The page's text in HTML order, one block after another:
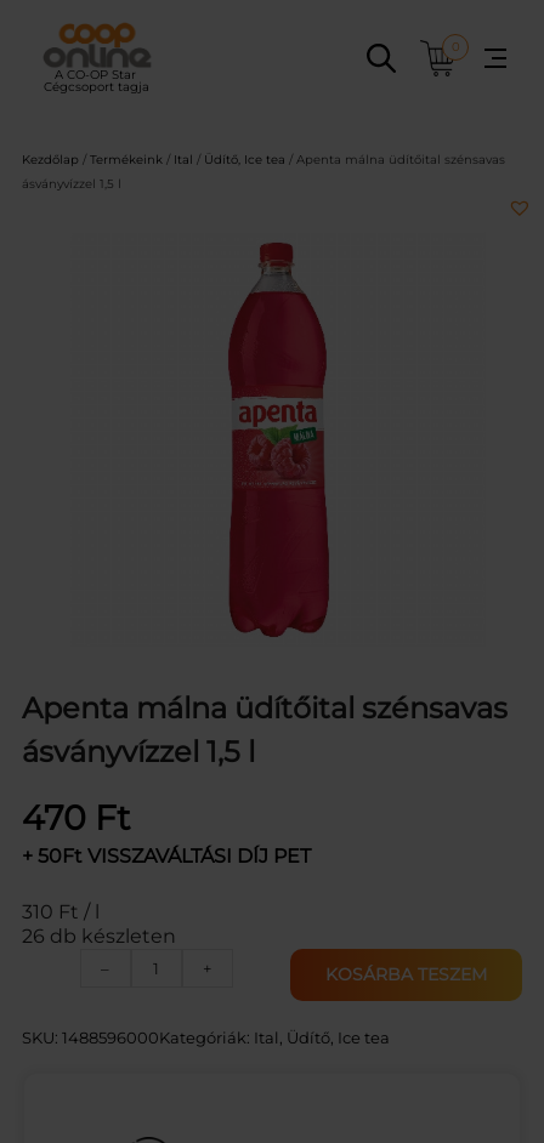
tartalomhoz
0
Kezdőlap / Termékeink / Ital / Üdítő, Ice tea / Apenta málna üdítőital szénsavas
ásványvízzel 1,5 l
Apenta málna üdítőital szénsavas
ásványvízzel 1,5 l
470 Ft
+ 50Ft VISSZAVÁLTÁSI DÍJ PET
310 Ft / l
26 db készleten
–
A
N
+ KOSÁRBA TESZEM
SKU: 1488596000Kategóriák: Ital Üdítő, Ice tea